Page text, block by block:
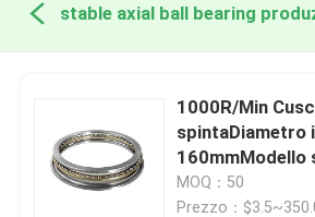
stable axial ball bearing
1000R/Min
spintaDiametro
160mmModello
MOQ：50
Prezzo：